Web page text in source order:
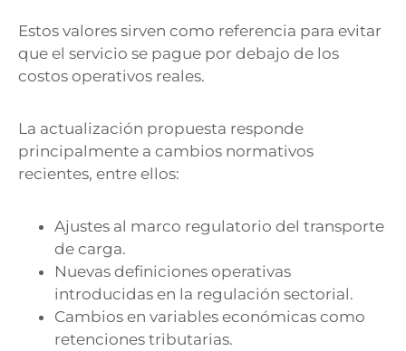
Estos valores sirven como referencia para evitar
que el servicio se pague por debajo de los
costos operativos reales.
La actualización propuesta responde
principalmente a cambios normativos
recientes, entre ellos:
Ajustes al marco regulatorio del transporte
de carga.
Nuevas definiciones operativas
introducidas en la regulación sectorial.
Cambios en variables económicas como
retenciones tributarias.